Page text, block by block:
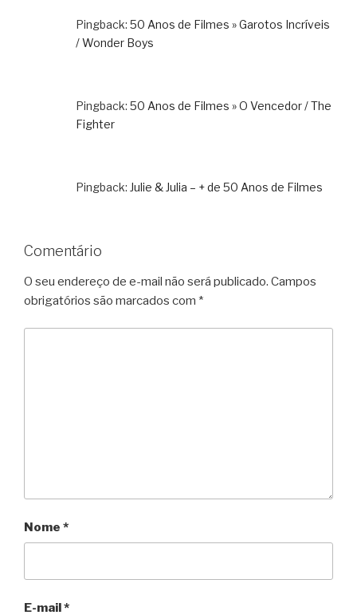
Pingback: 50 Anos de Filmes » Garotos Incríveis
/ Wonder Boys
Pingback: 50 Anos de Filmes » O Vencedor / The
Fighter
Pingback: Julie & Julia – + de 50 Anos de Filmes
Comentário
O seu endereço de e-mail não será publicado. Campos
obrigatórios são marcados com *
Nome *
E-mail*